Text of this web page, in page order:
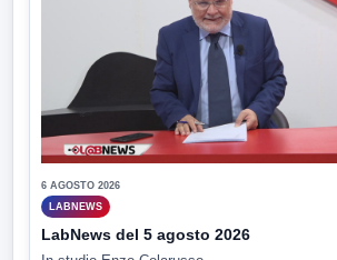
6 AGOSTO 2026
LABNEWS
LabNews del 5 agosto 2026